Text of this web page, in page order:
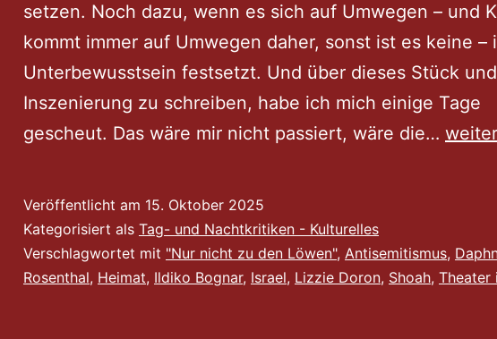
setzen. Noch dazu, wenn es sich auf Umwegen – und
kommt immer auf Umwegen daher, sonst ist es keine –
Unterbewusstsein festsetzt. Und über dieses Stück
Inszenierung zu schreiben, habe ich mich einige Tage
gescheut. Das wäre mir nicht passiert, wäre die… Von
–
Veröffentlicht am 15. Oktober 2025
Kategorisiert als Tag- und Nachtkritiken - Kulturelles
Verschlagwortet mit "Nur nicht zu den Löwen", Antisemitismus,
Rosenthal, Heimat, Ildiko Bognar, Israel, Lizzie Doron, Shoah, Theater